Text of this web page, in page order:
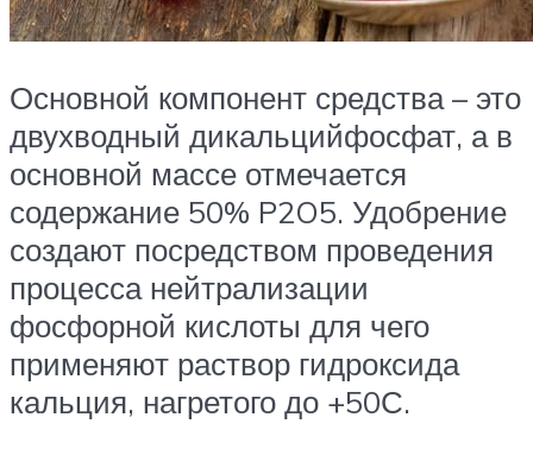
Основной компонент средства – это
двухводный дикальцийфосфат, а в
основной массе отмечается
содержание 50% P2O5. Удобрение
создают посредством проведения
процесса нейтрализации
фосфорной кислоты для чего
применяют раствор гидроксида
кальция, нагретого до +50С.